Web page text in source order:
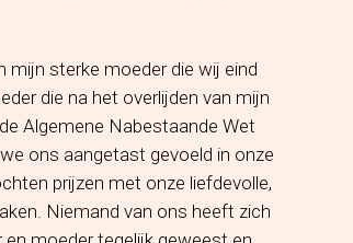
mijn sterke moeder die wij eind
die na het overlijden van mijn
Algemene Nabestaande Wet
ons aangetast gevoeld in onze
prijzen met onze liefdevolle,
Niemand van ons heeft zich